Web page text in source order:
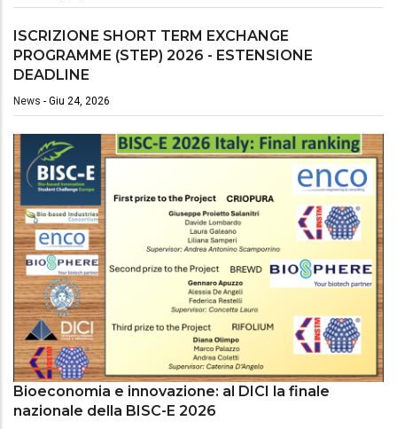
ISCRIZIONE SHORT TERM EXCHANGE
PROGRAMME (STEP) 2026 - ESTENSIONE
DEADLINE
News - Giu 24, 2026
Bioeconomia e innovazione: al DICI la finale
nazionale della BISC-E 2026